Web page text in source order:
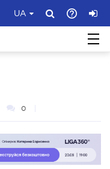
UA
0